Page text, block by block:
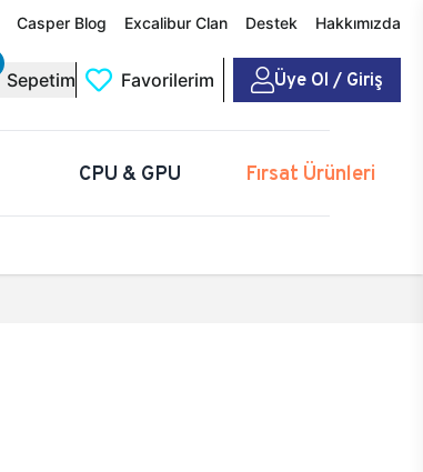
Casper Blog Excalibur Clan Destek Hakkımızda
Sepetim Favorilerim Üye Ol / Giriş
CPU & GPU Fırsat Ürünleri